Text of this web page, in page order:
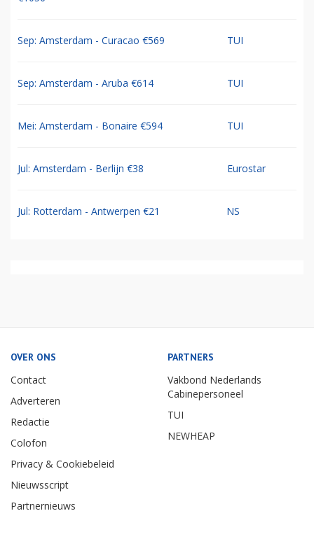
Sep: Amsterdam - Curacao €569 TUI
Sep: Amsterdam - Aruba €614 TUI
Mei: Amsterdam - Bonaire €594 TUI
Jul: Amsterdam - Berlijn €38 Eurostar
Jul: Rotterdam - Antwerpen €21 NS
OVER ONS
Contact
Adverteren
Redactie
Colofon
Privacy & Cookiebeleid
Nieuwsscript
Partnernieuws
PARTNERS
Vakbond Nederlands
Cabinepersoneel
TUI
NEWHEAP